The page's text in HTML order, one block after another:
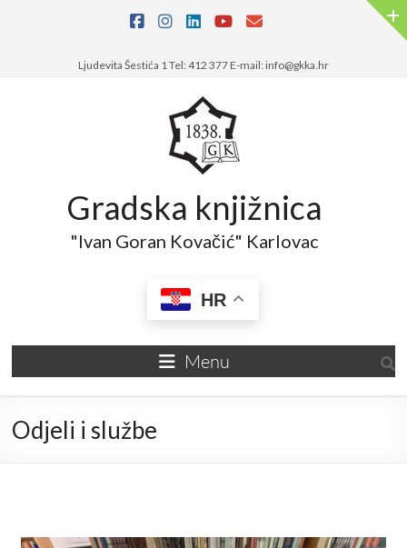
Ljudevita Šestića 1 Tel: 412 377 E-mail: info@gkka.hr
Gradska knjižnica
"Ivan Goran Kovačić" Karlovac
HR
Menu
Odjeli i službe